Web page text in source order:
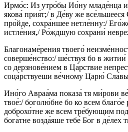
Ирмо́с: Из утро́бы Ио́ну младе́нца
якова́ прия́т;/ в Де́ву же
про́йде, сохра́ншее нетле́нну:/
истле́ния,/ Ро́ждшую сохрани́
Благонаме́рения твоего́
соверше́нство:/ ше́ствуя бо в
со дерзнове́нием в Ца́рствие
соца́рствуеши ве́чному Царю́
Ино́го Авраа́ма показа́ тя ми́рови
твое́:/ боголю́бне бо ко всем
доброхо́тне же всем тре́бующим
бога́тне возда́яше тебе́ Бог в де́лех